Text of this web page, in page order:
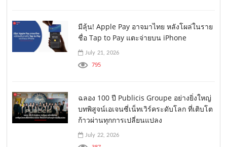
มีลุ้น! Apple Pay อาจมาไทย หลังโผล่ในราย
ชื่อ Tap to Pay แตะจ่ายบน iPhone
July 21, 2026
795
ฉลอง 100 ปี Publicis Groupe อย่างยิ่งใหญ่
บทพิสูจน์เอเจนซี่เน็ทเวิร์คระดับโลก ที่เติบโต
ก้าวผ่านทุกการเปลี่ยนแปลง
July 22, 2026